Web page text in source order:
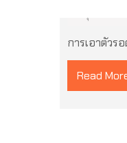
การเอาตัว
Read